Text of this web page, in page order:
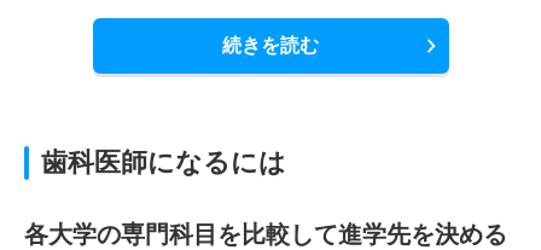
続きを読む
歯科医師になるには
各大学の専門科目を比較して進学先を決める